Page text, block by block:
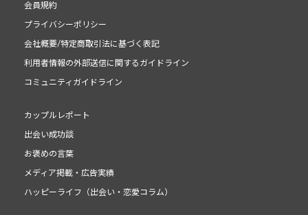
会員規約
プライバシーポリシー
会社概要/特定商取引法に基づく表記
利用者情報の外部送信に関するガイドライン
コミュニティガイドライン
カップルレポート
出会い成功談
お褒めの言葉
メディア掲載・広告実績
ハッピーライフ（出会い・恋愛コラム）